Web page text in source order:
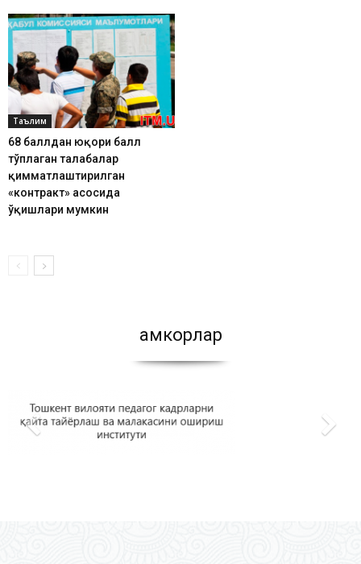
Таълим
68 баллдан юқори балл
тўплаган талабалар
қимматлаштирилган
«контракт» асосида
ўқишлари мумкин
Ҳамкорлар